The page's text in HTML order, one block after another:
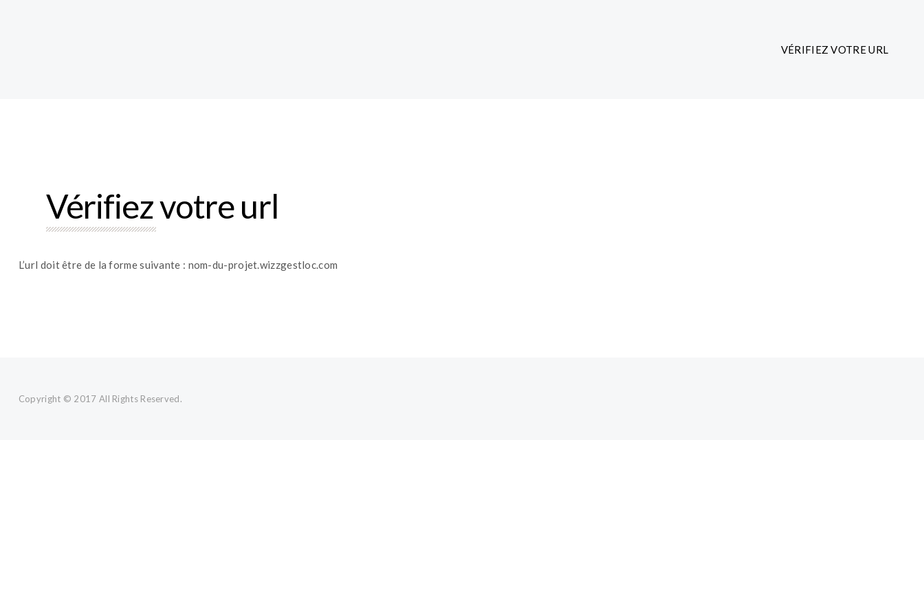
VÉRIFIEZ VOTRE URL
Vérifiez votre url
L’url doit être de la forme suivante : nom-du-projet.wizzgestloc.com
Copyright © 2017 All Rights Reserved.